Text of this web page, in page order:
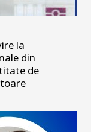
la
din
de